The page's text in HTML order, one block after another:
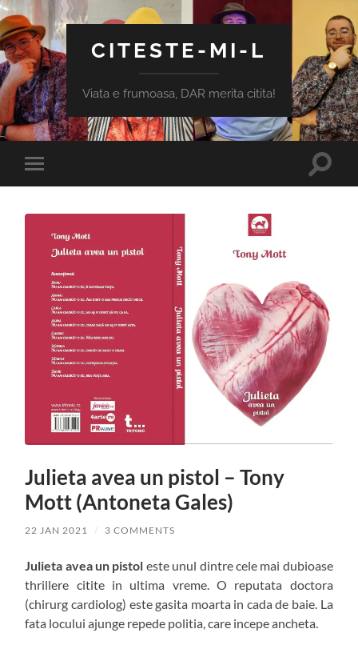
CITESTE-MI-L
Viata e frumoasa, DAR merita citita!
Toggle
mobile
Toggle
Julieta avea un pistol – Tony
Mott (Antoneta Gales)
22 JAN 2021 / 3 COMMENTS
Julieta avea un pistol este unul dintre cele mai dubioase
thrillere citite in ultima vreme. O reputata doctora
(chirurg cardiolog) este gasita moarta in cada de baie. La
fata locului ajunge repede politia, care incepe ancheta.